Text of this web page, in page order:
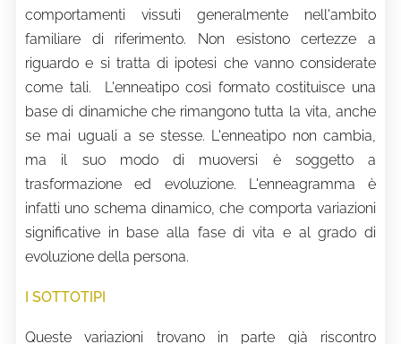
comportamenti vissuti generalmente nell'ambito
familiare di riferimento. Non esistono certezze a
riguardo e si tratta di ipotesi che vanno considerate
come tali. L'enneatipo così formato costituisce una
base di dinamiche che rimangono tutta la vita, anche
se mai uguali a se stesse. L'enneatipo non cambia,
ma il suo modo di muoversi è soggetto a
trasformazione ed evoluzione. L'enneagramma è
infatti uno schema dinamico, che comporta variazioni
significative in base alla fase di vita e al grado di
evoluzione della persona.
I SOTTOTIPI
Queste variazioni trovano in parte già riscontro